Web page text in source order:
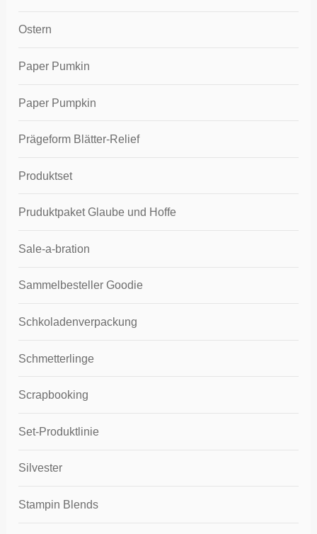
Ostern
Paper Pumkin
Paper Pumpkin
Prägeform Blätter-Relief
Produktset
Pruduktpaket Glaube und Hoffe
Sale-a-bration
Sammelbesteller Goodie
Schkoladenverpackung
Schmetterlinge
Scrapbooking
Set-Produktlinie
Silvester
Stampin Blends